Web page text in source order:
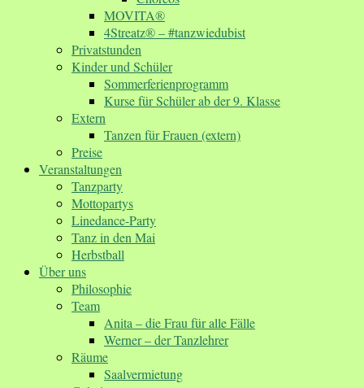
MOVITA®
4Streatz® – #tanzwiedubist
Privatstunden
Kinder und Schüler
Sommerferienprogramm
Kurse für Schüler ab der 9. Klasse
Extern
Tanzen für Frauen (extern)
Preise
Veranstaltungen
Tanzparty
Mottopartys
Linedance-Party
Tanz in den Mai
Herbstball
Über uns
Philosophie
Team
Anita – die Frau für alle Fälle
Werner – der Tanzlehrer
Räume
Saalvermietung